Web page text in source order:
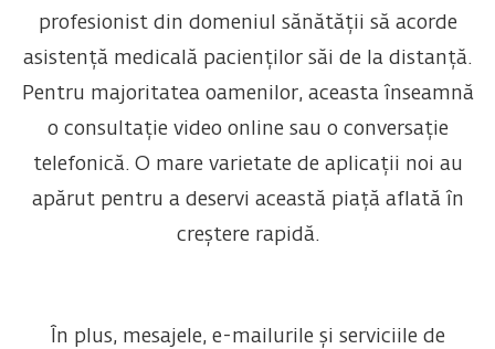
profesionist din domeniul sănătății să acorde
asistență medicală pacienților săi de la distanță.
Pentru majoritatea oamenilor, aceasta înseamnă
o consultație video online sau o conversație
telefonică. O mare varietate de aplicații noi au
apărut pentru a deservi această piață aflată în
creștere rapidă.
În plus, mesajele, e-mailurile și serviciile de